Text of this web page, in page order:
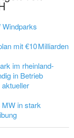
mit €10 Milliarden
im rheinland-
in Betrieb
in stark